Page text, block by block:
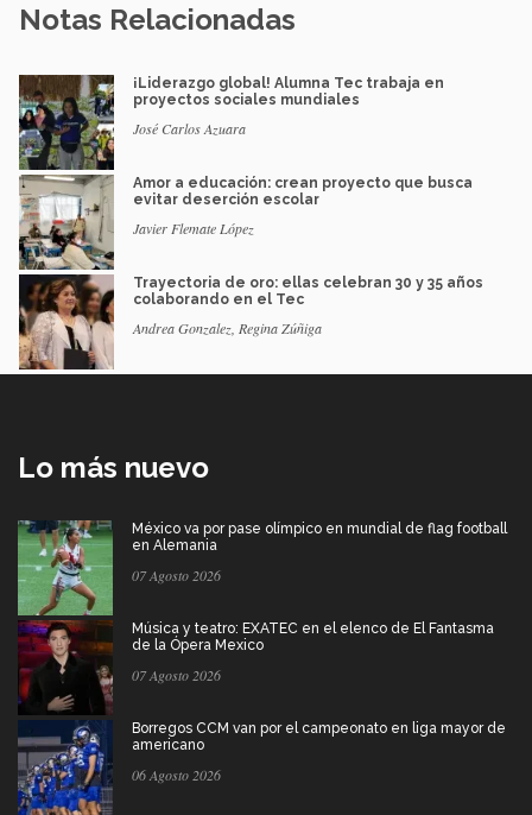
Notas Relacionadas
¡Liderazgo global! Alumna Tec trabaja en
proyectos sociales mundiales
José Carlos Azuara
Amor a educación: crean proyecto que busca
evitar deserción escolar
Javier Flemate López
Trayectoria de oro: ellas celebran 30 y 35 años
colaborando en el Tec
Andrea Gonzalez, Regina Zúñiga
Lo más nuevo
México va por pase olímpico en mundial de flag football
en Alemania
07 Agosto 2026
Música y teatro: EXATEC en el elenco de El Fantasma
de la Ópera Mexico
07 Agosto 2026
Borregos CCM van por el campeonato en liga mayor de
americano
06 Agosto 2026